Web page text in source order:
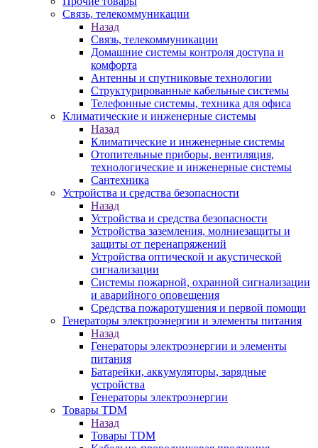
Связь, телекоммуникации
Назад
Связь, телекоммуникации
Домашние системы контроля доступа и
комфорта
Антенны и спутниковые технологии
Структурированные кабельные системы
Телефонные системы, техника для офиса
Климатические и инженерные системы
Назад
Климатические и инженерные системы
Отопительные приборы, вентиляция,
технологические и инженерные системы
Сантехника
Устройства и средства безопасности
Назад
Устройства и средства безопасности
Устройства заземления, молниезащиты и
защиты от перенапряжений
Устройства оптической и акустической
сигнализации
Системы пожарной, охранной сигнализации
и аварийного оповещения
Средства пожаротушения и первой помощи
Генераторы электроэнергии и элементы питания
Назад
Генераторы электроэнергии и элементы
питания
Батарейки, аккумуляторы, зарядные
устройства
Генераторы электроэнергии
Товары TDM
Назад
Товары TDM